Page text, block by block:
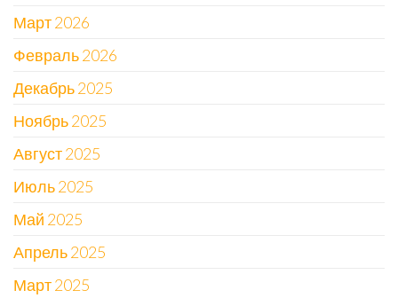
Март 2026
Февраль 2026
Декабрь 2025
Ноябрь 2025
Август 2025
Июль 2025
Май 2025
Апрель 2025
Март 2025